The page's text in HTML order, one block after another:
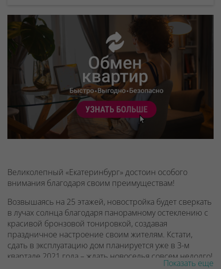
Великолепный «Екатеринбург» достоин особого
внимания благодаря своим преимуществам!
Возвышаясь на 25 этажей, новостройка будет сверкать
в лучах солнца благодаря панорамному остеклению с
красивой бронзовой тонировкой, создавая
праздничное настроение своим жителям. Кстати,
сдать в эксплуатацию дом планируется уже в 3-м
квартале 2021 года – ждать новоселья совсем недолго!
Показать еще